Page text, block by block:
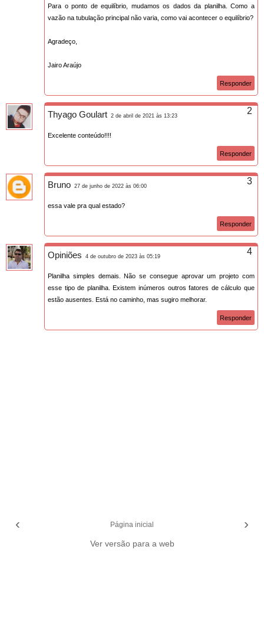
Para o ponto de equilíbrio, mudamos os dados da planilha. Como a
vazão na tubulação principal não varia, como vai acontecer o equilíbrio?
Agradeço,
Jairo Araújo
Responder
Thyago Goulart 2 de abril de 2021 às 13:23
Excelente conteúdo!!!!
Responder
Bruno 27 de junho de 2022 às 06:00
essa vale pra qual estado?
Responder
Opiniões 4 de outubro de 2023 às 05:19
Planilha simples demais. Não se consegue aprovar um projeto com
esse tipo de planilha. Existem inúmeros outros fatores de cálculo que
estão ausentes. Está no caminho, mas sugiro melhorar.
Responder
‹ ›
Página inicial
Ver versão para a web